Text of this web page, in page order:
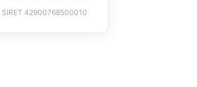
SIRET 42900768500010